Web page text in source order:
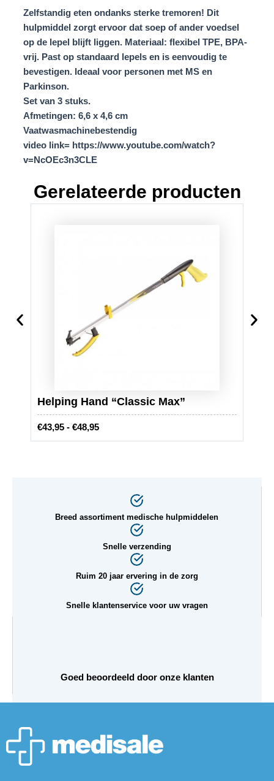
Zelfstandig eten ondanks sterke tremoren! Dit
hulpmiddel zorgt ervoor dat soep of ander voedsel
op de lepel blijft liggen. Materiaal: flexibel TPE, BPA-
vrij. Past op standaard lepels en is eenvoudig te
bevestigen. Ideaal voor personen met MS en
Parkinson.
Set van 3 stuks.
Afmetingen: 6,6 x 4,6 cm
Vaatwasmachinebestendig
video link= https://www.youtube.com/watch?
v=NcOEc3n3CLE
Gerelateerde producten
Helping Hand “Classic Max”
€43,95 - €48,95P
r
l
s
e
€
5
€
4
Breed assortiment medische hulpmiddelen
Snelle verzending
Ruim 20 jaar ervering in de zorg
Snelle klantenservice voor uw vragen
Goed beoordeeld door onze klanten